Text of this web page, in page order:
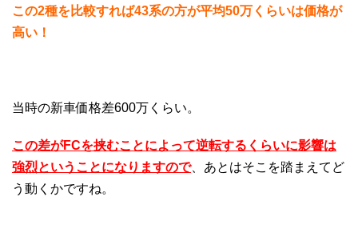
この2種を比較すれば43系の方が平均50万くらいは価格が
高い！
当時の新車価格差600万くらい。
この差がFCを挟むことによって逆転するくらいに影響は
強烈ということになりますので、あとはそこを踏まえてど
う動くかですね。